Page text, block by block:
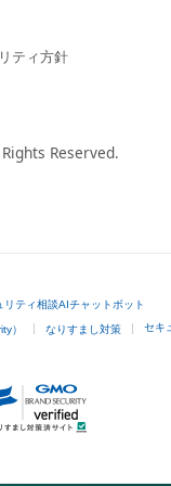
ティ方針
Reserved.
リティ相談AIチャットボット
） なりすまし対策 セキ